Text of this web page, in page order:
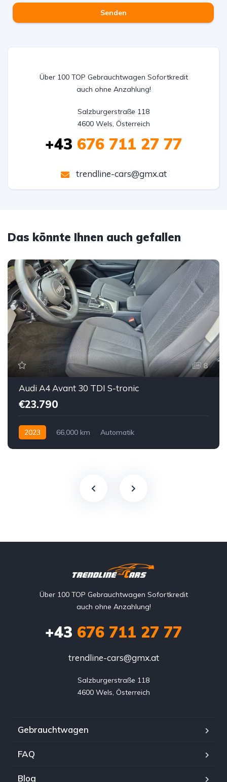
Senden
Über 100 TOP Gebrauchtwagen Sofortkredit
auch ohne Anzahlung!
Salzburgerstraße 118
4600 Wels, Österreich
+43 676 711 27 77
trendline-cars@gmx.at
Das könnte Ihnen auch gefallen
8
Audi A4 Avant 30 TDI S-tronic
€23.790
2023 66,000 km
Automatik
Über 100 TOP Gebrauchtwagen Sofortkredit
auch ohne Anzahlung!
+43 676 711 27 77
trendline-cars@gmx.at
Salzburgerstraße 118
4600 Wels, Österreich
Gebrauchtwagen
FAQ
Blog